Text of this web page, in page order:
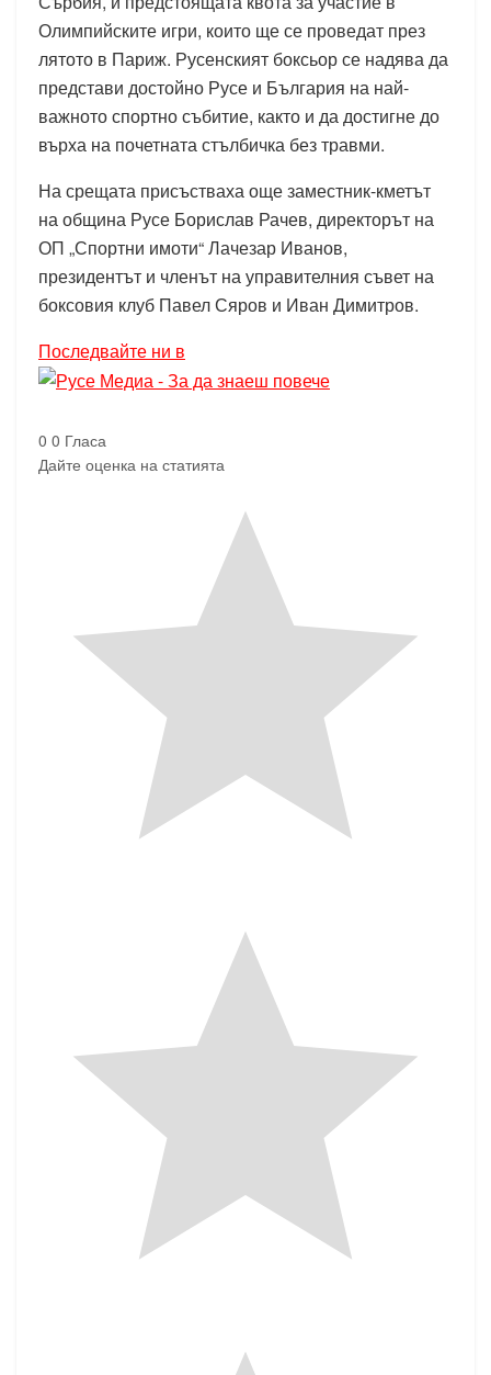
Олимпийските игри, които ще се проведат през
лятото в Париж. Русенският боксьор се надява да
представи достойно Русе и България на най-
важното спортно събитие, както и да достигне до
върха на почетната стълбичка без травми.
На срещата присъстваха още заместник-кметът
на община Русе Борислав Рачев, директорът на
ОП „Спортни имоти“ Лачезар Иванов,
президентът и членът на управителния съвет на
боксовия клуб Павел Сяров и Иван Димитров.
Последвайте ни в
0 0 Гласа
Дайте оценка на статията